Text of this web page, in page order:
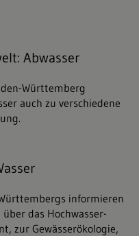
Abwasser
Württemberg
auch zu verschiedene
informieren
das Hochwasser-
zur Gewässerökologie,